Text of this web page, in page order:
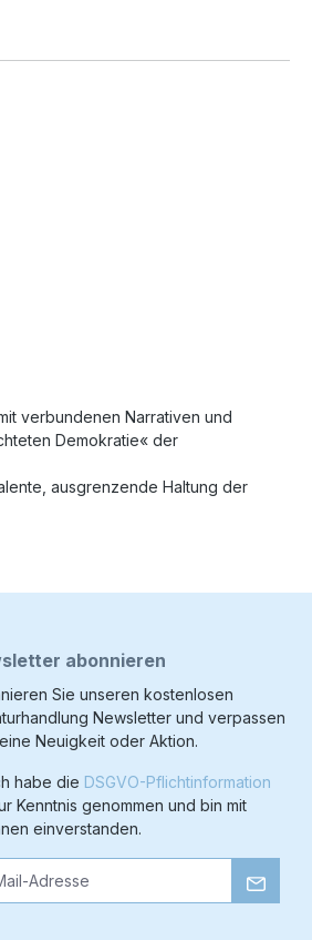
verbundenen Narrativen und
Demokratie« der
ausgrenzende Haltung der
abonnieren
Sie unseren kostenlosen
Newsletter und verpassen
Neuigkeit oder Aktion.
habe die DSGVO-Pflichtinformation
Kenntnis genommen und bin mit
einverstanden.